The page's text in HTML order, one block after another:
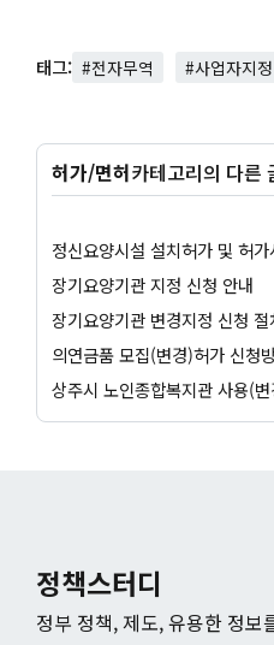
태그: #전자무역 #사업자지정
허가/면허카테고리의 다른
장기요양기관 지정 신청 안내
장기요양기관 변경지정 신청
의연금품 모집(변경)허가 신청
정책스터디
정부 정책, 제도, 유용한 정보